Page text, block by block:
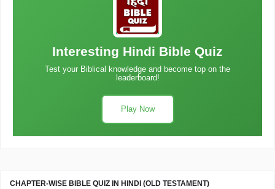
Interesting Hindi Bible Quiz
Test your Biblical knowledge and become top on the
leaderboard!
Play Now
CHAPTER-WISE BIBLE QUIZ IN HINDI (OLD TESTAMENT)